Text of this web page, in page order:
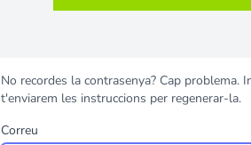
No recordes la contrasenya? Cap problema.
t'enviarem les instruccions per regenerar-la.
Correu